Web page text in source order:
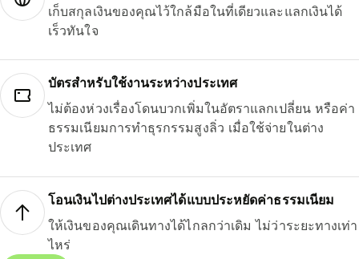
เก็บสกุลเงินของคุณไว้ใกล้มือในที่เดียวและแลกเงินได้
เร็วทันใจ
บัตรสำหรับใช้งานระหว่างประเทศ
ไม่ต้องห่วงเรื่องโดนบวกเพิ่มในอัตราแลกเปลี่ยน หรือค่า
ธรรมเนียมการทำธุรกรรมสูงลิ่ว เมื่อใช้จ่ายในต่าง
ประเทศ
โอนเงินไปต่างประเทศได้แบบประหยัดค่าธรรมเนียม
ให้เงินของคุณเดินทางได้ไกลกว่าเดิม ไม่ว่าระยะทางเท่า
ไหร่